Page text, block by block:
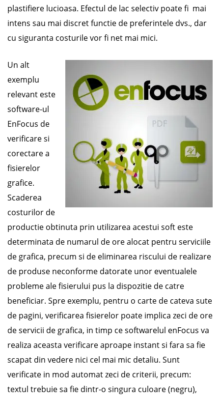
plastifiere lucioasa. Efectul de lac selectiv poate fi mai
intens sau mai discret functie de preferintele dvs., dar
cu siguranta costurile vor fi net mai mici.
Un alt
exemplu
relevant este
software-ul
EnFocus de
verificare si
corectare a
fisierelor
grafice.
Scaderea
costurilor de
productie obtinuta prin utilizarea acestui soft este
determinata de numarul de ore alocat pentru serviciile
de grafica, precum si de eliminarea riscului de realizare
de produse neconforme datorate unor eventualele
probleme ale fisierului pus la dispozitie de catre
beneficiar. Spre exemplu, pentru o carte de cateva sute
de pagini, verificarea fisierelor poate implica zeci de ore
de servicii de grafica, in timp ce softwarelul enFocus va
realiza aceasta verificare aproape instant si fara sa fie
scapat din vedere nici cel mai mic detaliu. Sunt
verificate in mod automat zeci de criterii, precum:
textul trebuie sa fie dintr-o singura culoare (negru),